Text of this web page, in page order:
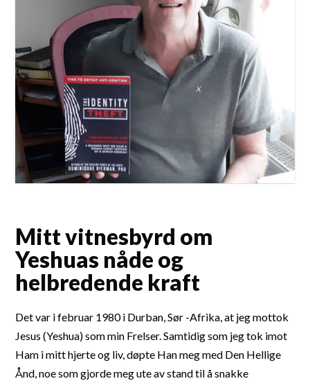
Mitt vitnesbyrd om
Yeshuas nåde og
helbredende kraft
Det var i februar 1980 i Durban, Sør -Afrika, at jeg mottok
Jesus (Yeshua) som min Frelser. Samtidig som jeg tok imot
Ham i mitt hjerte og liv, døpte Han meg med Den Hellige
Ånd, noe som gjorde meg ute av stand til å snakke